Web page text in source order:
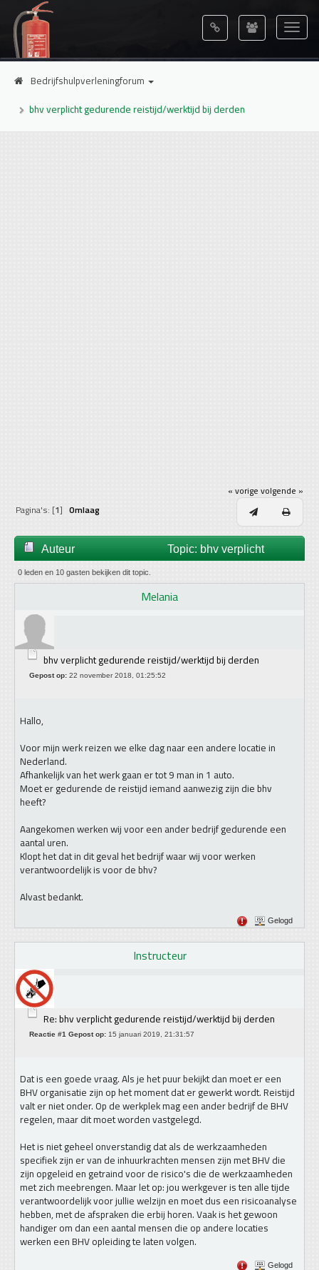
Bedrijfshulpverleningforum
bhv verplicht gedurende reistijd/werktijd bij derden
« vorige volgende »
Pagina's: [1]Omlaag
Auteur
Topic: bhv verplicht
gedurende reistijd/werktijd bij derden (gelezen 30201
0 leden en 10 gasten bekijken dit topic.
Melania
bhv verplicht gedurende reistijd/werktijd bij derden
Gepost op: 22 november 2018, 01:25:52
Hallo,
Voor mijn werk reizen we elke dag naar een andere locatie in
Nederland.
Afhankelijk van het werk gaan er tot 9 man in 1 auto.
Moet er gedurende de reistijd iemand aanwezig zijn die bhv
heeft?
Aangekomen werken wij voor een ander bedrijf gedurende een
aantal uren.
Klopt het dat in dit geval het bedrijf waar wij voor werken
verantwoordelijk is voor de bhv?
Alvast bedankt.
Gelogd
Instructeur
Re: bhv verplicht gedurende reistijd/werktijd bij derden
Reactie #1 Gepost op: 15 januari 2019, 21:31:57
Dat is een goede vraag. Als je het puur bekijkt dan moet er een
BHV organisatie zijn op het moment dat er gewerkt wordt. Reistijd
valt er niet onder. Op de werkplek mag een ander bedrijf de BHV
regelen, maar dit moet worden vastgelegd.
Het is niet geheel onverstandig dat als de werkzaamheden
specifiek zijn er van de inhuurkrachten mensen zijn met BHV die
zijn opgeleid en getraind voor de risico's die de werkzaamheden
met zich meebrengen. Maar let op: jou werkgever is ten alle tijde
verantwoordelijk voor jullie welzijn en moet dus een risicoanalyse
hebben, met de afspraken die erbij horen. Vaak is het gewoon
handiger om dan een aantal mensen die op andere locaties
werken een BHV opleiding te laten volgen.
Gelogd